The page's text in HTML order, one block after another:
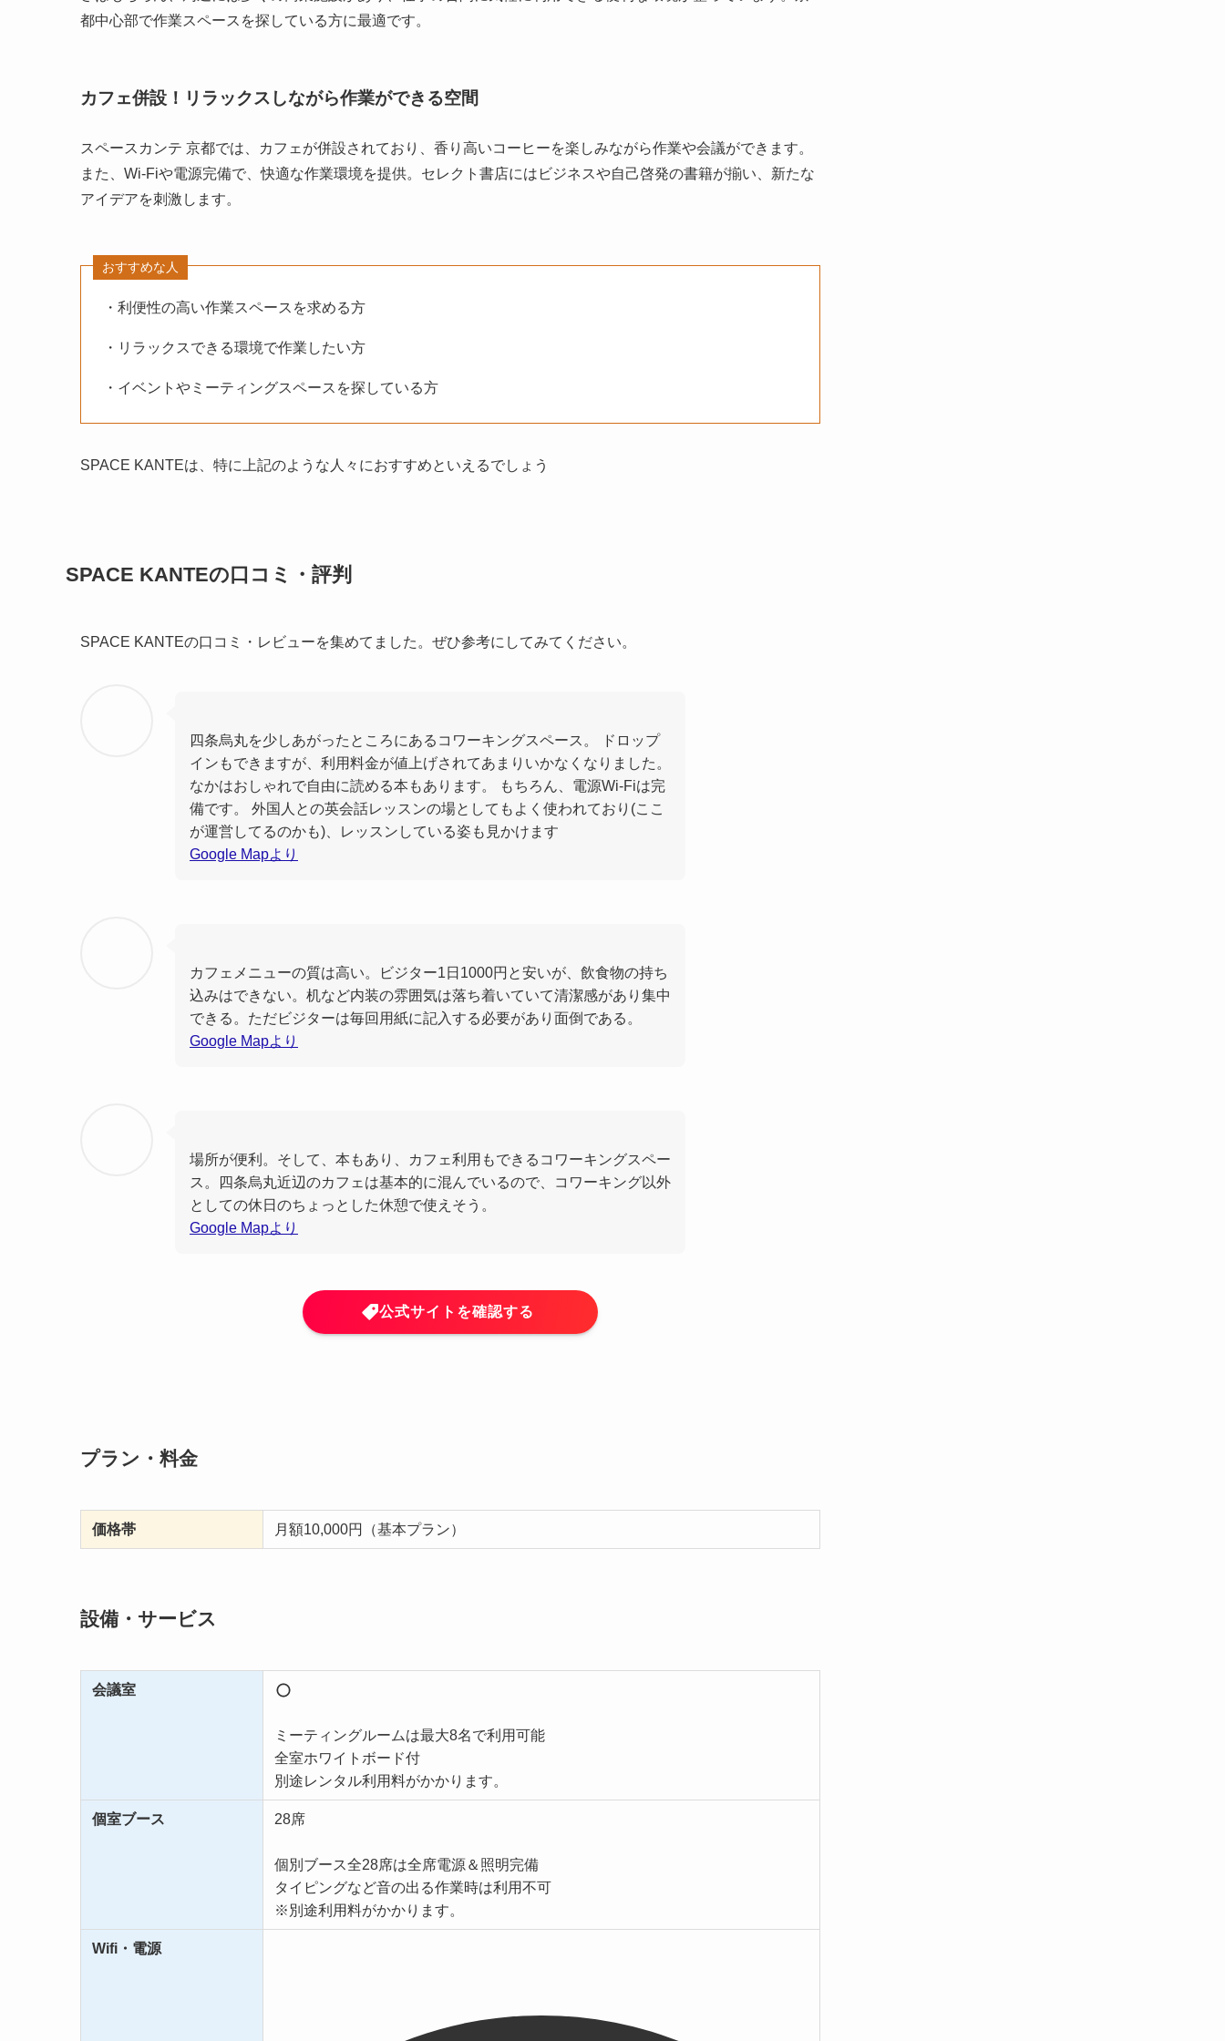
都中心部で作業スペースを探している方に最適です。
カフェ併設！リラックスしながら作業ができる空間
スペースカンテ 京都では、カフェが併設されており、香り高いコーヒーを楽しみながら作業や会議ができます。
また、Wi-Fiや電源完備で、快適な作業環境を提供。セレクト書店にはビジネスや自己啓発の書籍が揃い、新たな
アイデアを刺激します。
おすすめな人
・利便性の高い作業スペースを求める方
・リラックスできる環境で作業したい方
・イベントやミーティングスペースを探している方
SPACE KANTEは、特に上記のような人々におすすめといえるでしょう
SPACE KANTEの口コミ・評判
SPACE KANTEの口コミ・レビューを集めてました。ぜひ参考にしてみてください。
四条烏丸を少しあがったところにあるコワーキングスペース。 ドロップ
インもできますが、利用料金が値上げされてあまりいかなくなりました。
なかはおしゃれで自由に読める本もあります。 もちろん、電源Wi-Fiは完
備です。 外国人との英会話レッスンの場としてもよく使われており(ここ
が運営してるのかも)、レッスンしている姿も見かけます
Google Mapより
カフェメニューの質は高い。ビジター1日1000円と安いが、飲食物の持ち
込みはできない。机など内装の雰囲気は落ち着いていて清潔感があり集中
できる。ただビジターは毎回用紙に記入する必要があり面倒である。
Google Mapより
場所が便利。そして、本もあり、カフェ利用もできるコワーキングスペー
ス。四条烏丸近辺のカフェは基本的に混んでいるので、コワーキング以外
としての休日のちょっとした休憩で使えそう。
Google Mapより
公式サイトを確認する
プラン・料金
価格帯 月額10,000円（基本プラン）
設備・サービス
会議室
ミーティングルームは最大8名で利用可能
全室ホワイトボード付
別途レンタル利用料がかかります。
個室ブース 28席
個別ブース全28席は全席電源＆照明完備
タイピングなど音の出る作業時は利用不可
※別途利用料がかかります。
Wifi・電源